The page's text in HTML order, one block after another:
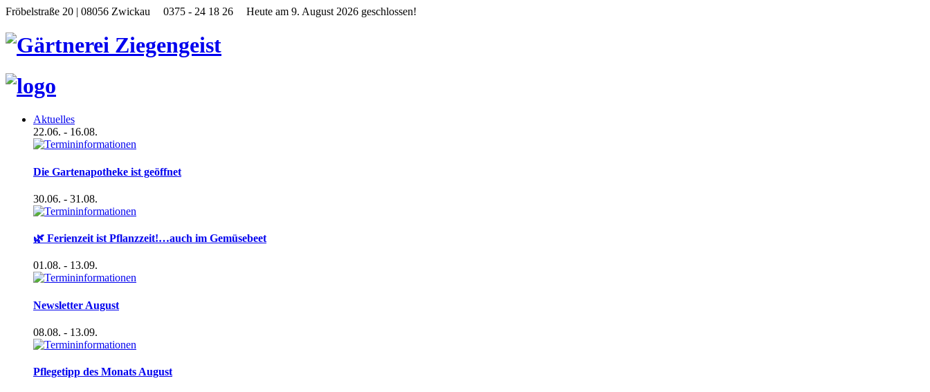
Fröbelstraße 20 | 08056 Zwickau 0375 - 24 18 26 Heute am 9. August 2026 geschlossen!
Aktuelles
22.06. - 16.08.
Die Gartenapotheke ist geöffnet
30.06. - 31.08.
🌿 Ferienzeit ist Pflanzzeit!…auch im Gemüsebeet
01.08. - 13.09.
Newsletter August
08.08. - 13.09.
Pflegetipp des Monats August